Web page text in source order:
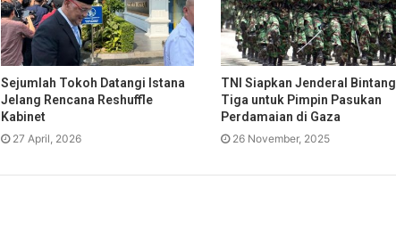
Sejumlah Tokoh Datangi Istana
Jelang Rencana Reshuffle
Kabinet
27 April, 2026
TNI Siapkan Jenderal Bintang
Tiga untuk Pimpin Pasukan
Perdamaian di Gaza
26 November, 2025